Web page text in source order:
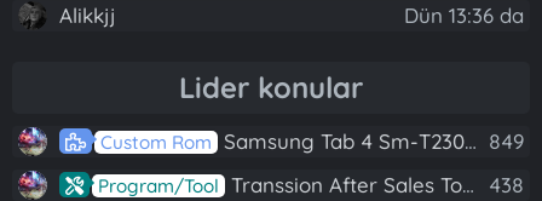
Alikkjj
Dün 13:36 da
Lider konular
Custom Rom Samsung Tab 4 Sm-T230 Android 7.1 Stabil Eba Destekli Yazılım 849
Program/Tool Transsion After Sales Tool V1.5.1 Full (Tüm Mtk Işlemcili Cihazları Meta Moda Alma) 438